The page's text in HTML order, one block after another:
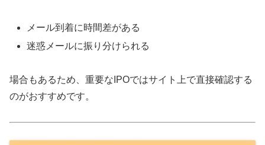
メール到着に時間差がある
迷惑メールに振り分けられる
場合もあるため、重要なIPOではサイト上で直接確認する
のがおすすめです。